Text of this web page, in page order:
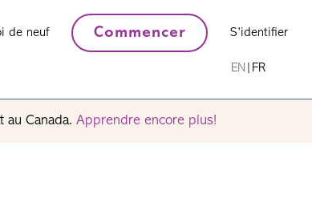
de neuf Commencer S’identifier
EN FR
Canada. Apprendre encore plus!